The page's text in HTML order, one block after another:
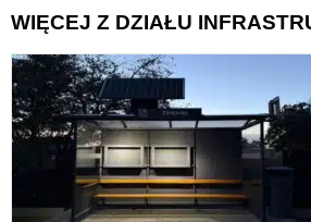
WIĘCEJ Z DZIAŁU